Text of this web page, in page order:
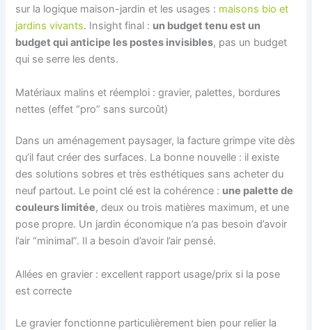
sur la logique maison-jardin et les usages : maisons bio et
jardins vivants. Insight final : un budget tenu est un
budget qui anticipe les postes invisibles, pas un budget
qui se serre les dents.
Matériaux malins et réemploi : gravier, palettes, bordures
nettes (effet “pro” sans surcoût)
Dans un aménagement paysager, la facture grimpe vite dès
qu’il faut créer des surfaces. La bonne nouvelle : il existe
des solutions sobres et très esthétiques sans acheter du
neuf partout. Le point clé est la cohérence : une palette de
couleurs limitée, deux ou trois matières maximum, et une
pose propre. Un jardin économique n’a pas besoin d’avoir
l’air “minimal”. Il a besoin d’avoir l’air pensé.
Allées en gravier : excellent rapport usage/prix si la pose
est correcte
Le gravier fonctionne particulièrement bien pour relier la